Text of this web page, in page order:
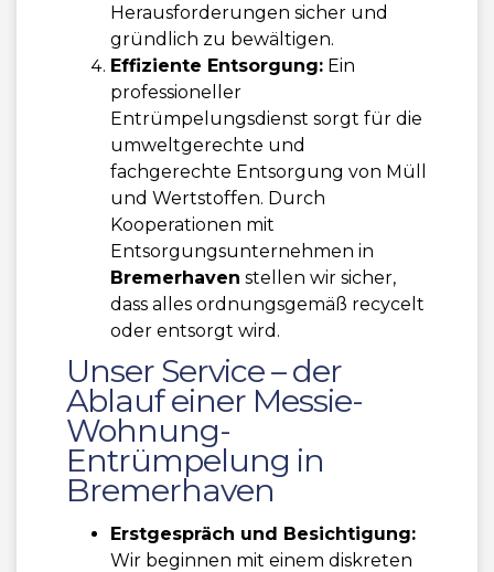
Herausforderungen sicher und
gründlich zu bewältigen.
Effiziente Entsorgung: Ein
professioneller
Entrümpelungsdienst sorgt für die
umweltgerechte und
fachgerechte Entsorgung von Müll
und Wertstoffen. Durch
Kooperationen mit
Entsorgungsunternehmen in
Bremerhaven stellen wir sicher,
dass alles ordnungsgemäß recycelt
oder entsorgt wird.
Unser Service – der
Ablauf einer Messie-
Wohnung-
Entrümpelung in
Bremerhaven
Erstgespräch und Besichtigung:
Wir beginnen mit einem diskreten